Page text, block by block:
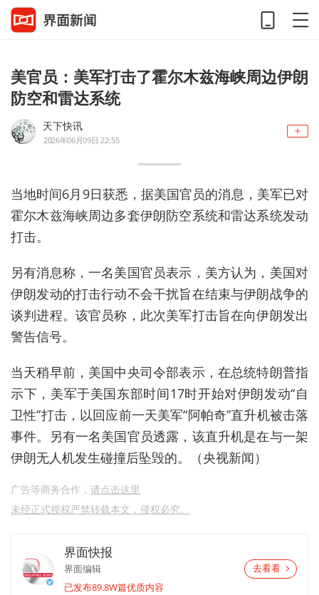
美官员：美军打击了霍尔木兹海峡周边伊朗
防空和雷达系统
天下快讯
2026年06月09日 22:55
当地时间6月9日获悉，据美国官员的消息，美军已对
霍尔木兹海峡周边多套伊朗防空系统和雷达系统发动
打击。
另有消息称，一名美国官员表示，美方认为，美国对
伊朗发动的打击行动不会干扰旨在结束与伊朗战争的
谈判进程。该官员称，此次美军打击旨在向伊朗发出
警告信号。
当天稍早前，美国中央司令部表示，在总统特朗普指
示下，美军于美国东部时间17时开始对伊朗发动“自
卫性”打击，以回应前一天美军“阿帕奇”直升机被击落
事件。另有一名美国官员透露，该直升机是在与一架
伊朗无人机发生碰撞后坠毁的。（央视新闻）
广告等商务合作， 请点击这里
未经正式授权严禁转载本文，侵权必究。
界面快报
界面编辑
已发布89.8W篇优质内容
去看看